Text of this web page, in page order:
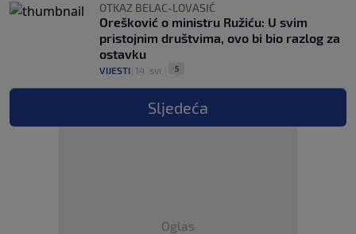
OTKAZ BELAC-LOVASIĆ
Orešković o ministru Ružiću: U svim
pristojnim društvima, ovo bi bio razlog za
ostavku
VIJESTI 14. svi. 5
Sljedeća
Oglas